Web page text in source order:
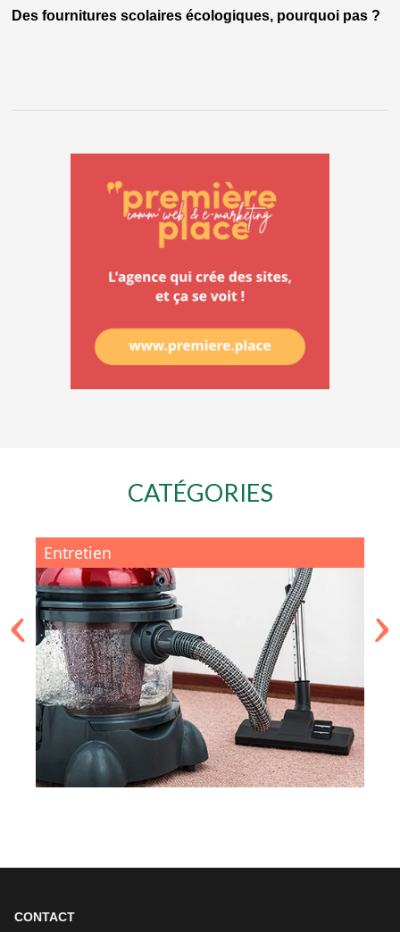
Des fournitures scolaires écologiques, pourquoi pas ?
CATÉGORIES
Entretien
CONTACT